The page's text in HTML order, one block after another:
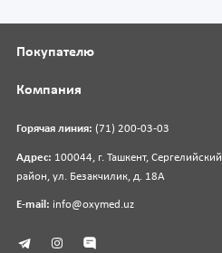
Горячая линия: (71) 200-03-03
Адрес: 100044, г. Ташкент, Сергелийский
район, ул. Безакчилик, д. 18А
E-mail: info@oxymed.uz
Покупателю
Компания